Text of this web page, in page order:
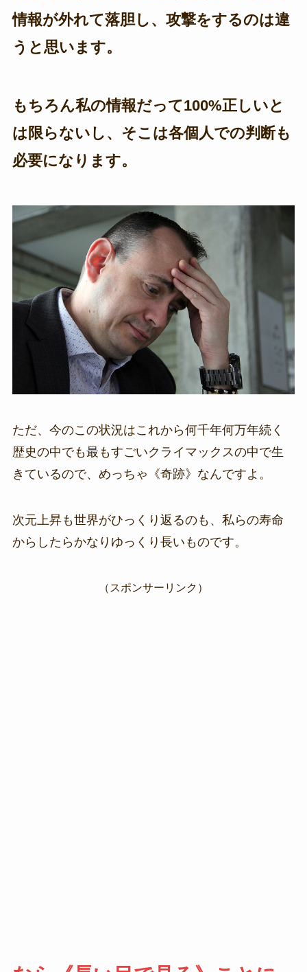
情報が外れて落胆し、攻撃をするのは違
うと思います。
もちろん私の情報だって100%正しいと
は限らないし、そこは各個人での判断も
必要になります。
ただ、今のこの状況はこれから何千年何万年続く
歴史の中でも最もすごいクライマックスの中で生
きているので、めっちゃ《奇跡》なんですよ。
次元上昇も世界がひっくり返るのも、私らの寿命
からしたらかなりゆっくり長いものです。
（スポンサーリンク）